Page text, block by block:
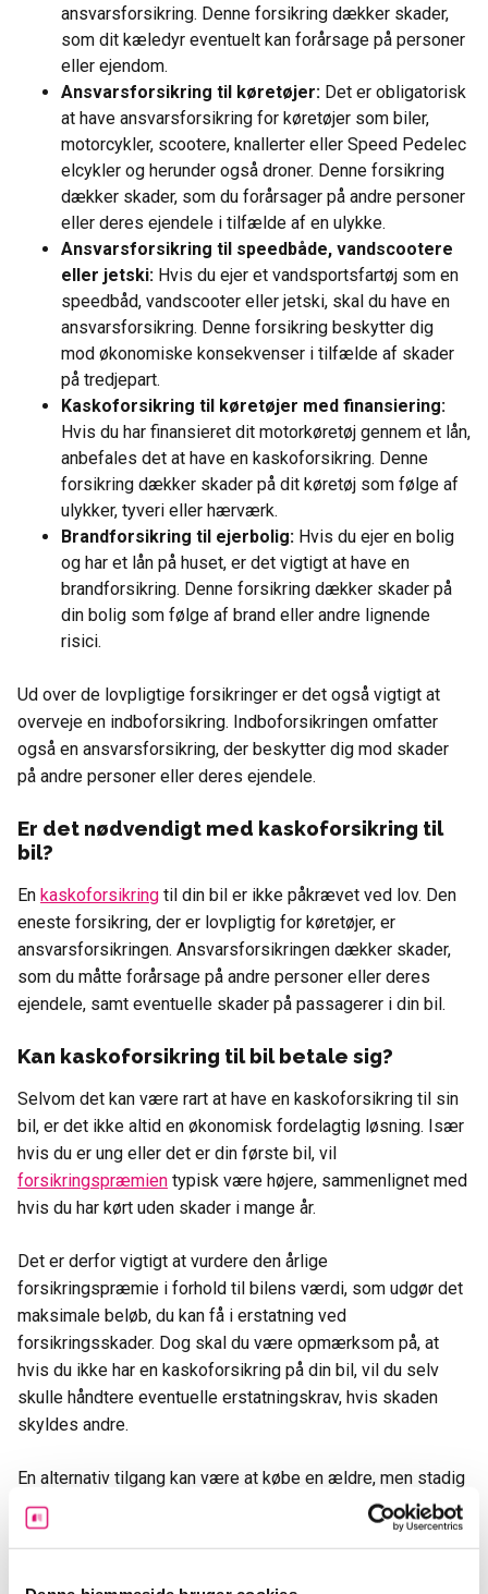
ansvarsforsikring. Denne forsikring dækker skader,
som dit kæledyr eventuelt kan forårsage på personer
eller ejendom.
Ansvarsforsikring til køretøjer: Det er obligatorisk
at have ansvarsforsikring for køretøjer som biler,
motorcykler, scootere, knallerter eller Speed Pedelec
elcykler og herunder også droner. Denne forsikring
dækker skader, som du forårsager på andre personer
eller deres ejendele i tilfælde af en ulykke.
Ansvarsforsikring til speedbåde, vandscootere
eller jetski: Hvis du ejer et vandsportsfartøj som en
speedbåd, vandscooter eller jetski, skal du have en
ansvarsforsikring. Denne forsikring beskytter dig
mod økonomiske konsekvenser i tilfælde af skader
på tredjepart.
Kaskoforsikring til køretøjer med finansiering:
Hvis du har finansieret dit motorkøretøj gennem et lån,
anbefales det at have en kaskoforsikring. Denne
forsikring dækker skader på dit køretøj som følge af
ulykker, tyveri eller hærværk.
Brandforsikring til ejerbolig: Hvis du ejer en bolig
og har et lån på huset, er det vigtigt at have en
brandforsikring. Denne forsikring dækker skader på
din bolig som følge af brand eller andre lignende
risici.
Ud over de lovpligtige forsikringer er det også vigtigt at
overveje en indboforsikring. Indboforsikringen omfatter
også en ansvarsforsikring, der beskytter dig mod skader
på andre personer eller deres ejendele.
Er det nødvendigt med kaskoforsikring til
bil?
En kaskoforsikring til din bil er ikke påkrævet ved lov. Den
eneste forsikring, der er lovpligtig for køretøjer, er
ansvarsforsikringen. Ansvarsforsikringen dækker skader,
som du måtte forårsage på andre personer eller deres
ejendele, samt eventuelle skader på passagerer i din bil.
Kan kaskoforsikring til bil betale sig?
Selvom det kan være rart at have en kaskoforsikring til sin
bil, er det ikke altid en økonomisk fordelagtig løsning. Især
hvis du er ung eller det er din første bil, vil
forsikringspræmien typisk være højere, sammenlignet med
hvis du har kørt uden skader i mange år.
Det er derfor vigtigt at vurdere den årlige
forsikringspræmie i forhold til bilens værdi, som udgør det
maksimale beløb, du kan få i erstatning ved
forsikringsskader. Dog skal du være opmærksom på, at
hvis du ikke har en kaskoforsikring på din bil, vil du selv
skulle håndtere eventuelle erstatningskrav, hvis skaden
skyldes andre.
En alternativ tilgang kan være at købe en ældre, men stadig
sikker bil til en lavere pris, hvor du er villig til at acceptere
manglende dækning ved tyveri, hærværk eller skader.
Selvom du først vælger at fravælge en kaskoforsikring, kan